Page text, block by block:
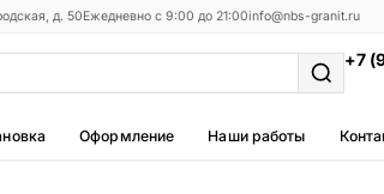
д. 50Ежедневно с 9:00 до 21:00info@nbs-granit.ru
+7
Оформление Наши работы